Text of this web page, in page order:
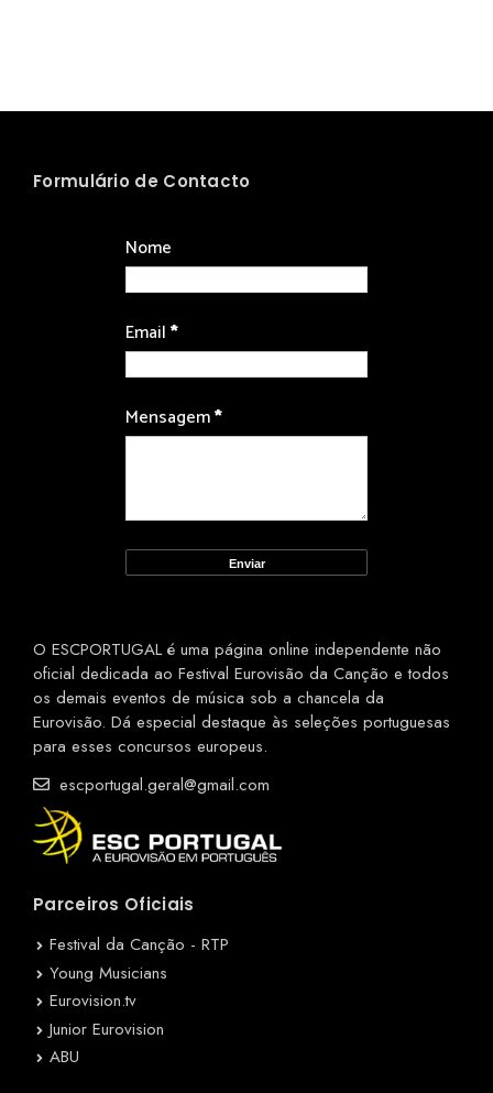
Formulário de Contacto
Nome
Email*
Mensagem*
O ESCPORTUGAL é uma página online independente não
oficial dedicada ao Festival Eurovisão da Canção e todos
os demais eventos de música sob a chancela da
Eurovisão. Dá especial destaque às seleções portuguesas
para esses concursos europeus.
escportugal.geral@gmail.com
Parceiros Oficiais
Festival da Canção - RTP
Young Musicians
Eurovision.tv
Junior Eurovision
ABU